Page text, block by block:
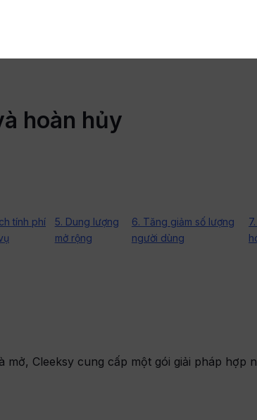
hoàn hủy
tính phí
5. Dung lượng
mở rộng
6. Tăng giảm số lượng
người dùng
mở, Cleeksy cung cấp một gói giải pháp